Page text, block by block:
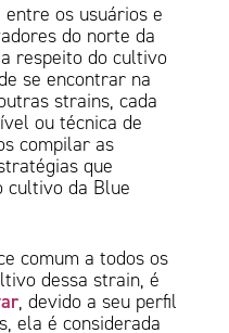
entre os usuários e
do norte da
respeito do cultivo
se encontrar na
strains, cada
ou técnica de
compilar as
que
cultivo da Blue
comum a todos os
dessa strain, é
, devido a seu perfil
ela é considerada